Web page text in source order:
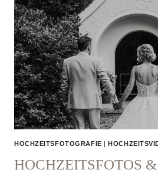
HOCHZEITSFOTOGRAFIE |
HOCHZEITSFOTOS &